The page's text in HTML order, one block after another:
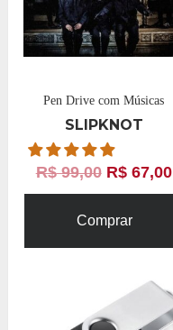
Pen Drive com Músicas
SLIPKNOT
R$99,00 R$67,00
Comprar